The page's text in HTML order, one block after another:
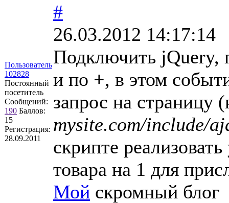
Пользователь
102828
Постоянный
посетитель
Сообщений:
190 Баллов:
15
Регистрация:
28.09.2011
#
26.03.2012 14:17:14
Подключить jQuery,
и по +, в этом
запрос на страницу
mysite.com/include/
скрипте
товара на 1 для
Мой скромный блог